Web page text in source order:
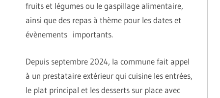
fruits et légumes ou le gaspillage alimentaire,
ainsi que des repas à thème pour les dates et
évènements importants.
Depuis septembre 2024, la commune fait appel
à un prestataire extérieur qui cuisine les entrées,
le plat principal et les desserts sur place avec